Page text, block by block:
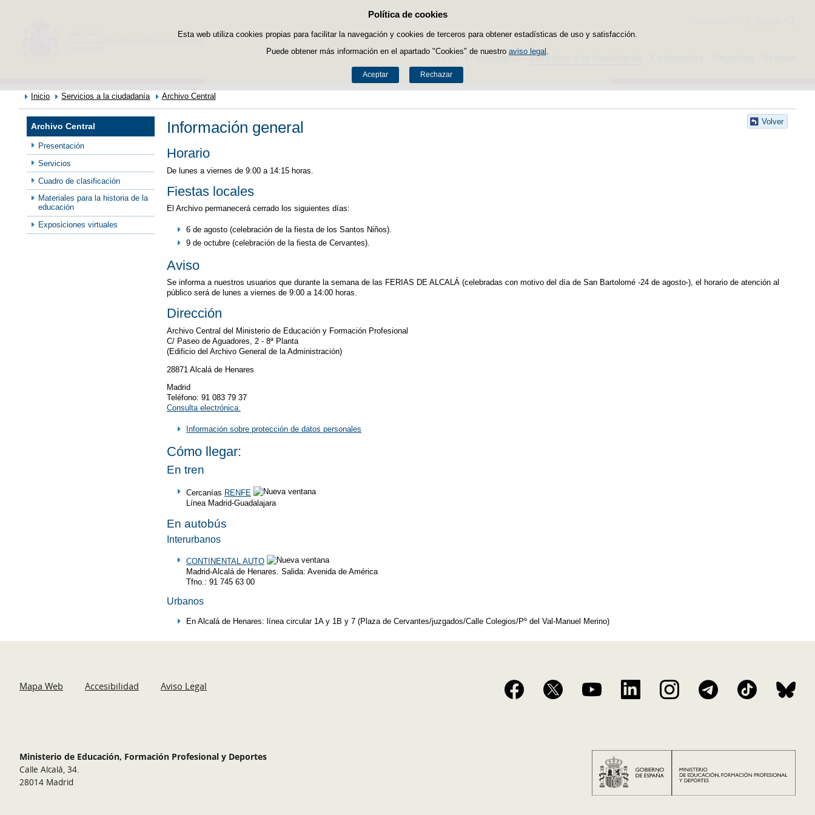
Política de cookies
Esta web utiliza cookies propias para facilitar la navegación y cookies de terceros para obtener estadísticas de uso y satisfacción.
Puede obtener más información en el apartado "Cookies" de nuestro aviso legal
Aceptar Rechazar
Saltar al contenido
Inicio El Ministerio Servicios a la ciudadanía
Inicio Servicios a la ciudadanía Archivo Central
Archivo Central
Presentación
Servicios
Cuadro de clasificación
Materiales para la historia de la
educación
Exposiciones virtuales
Volver
Información general
Horario
De lunes a viernes de 9:00 a 14:15 horas.
Fiestas locales
El Archivo permanecerá cerrado los siguientes días:
6 de agosto (celebración de la fiesta de los Santos Niños).
9 de octubre (celebración de la fiesta de Cervantes).
Aviso
Se informa a nuestros usuarios que durante la semana de las FERIAS DE ALCALÁ (celebradas con motivo del día de San Bartolomé -24 de agosto-), el horario de atención al
público será de lunes a viernes de 9:00 a 14:00 horas.
Dirección
Archivo Central del Ministerio de Educación y Formación Profesional
C/ Paseo de Aguadores, 2 - 8ª Planta
(Edificio del Archivo General de la Administración)
28871 Alcalá de Henares
Madrid
Teléfono: 91 083 79 37
Consulta electrónica.
Información sobre protección de datos personales
Cómo llegar:
En tren
Cercanías RENFE
Línea Madrid-Guadalajara
En autobús
Interurbanos
CONTINENTAL AUTO
Madrid-Alcalá de Henares. Salida: Avenida de América
Tfno.: 91 745 63 00
Urbanos
En Alcalá de Henares: línea circular 1A y 1B y 7 (Plaza de Cervantes/juzgados/Calle Colegios/Pº del Val-Manuel Merino)
Mapa Web Accesibilidad Aviso Legal
Ministerio de Educación, Formación Profesional y Deportes
Calle Alcalá, 34.
28014 Madrid